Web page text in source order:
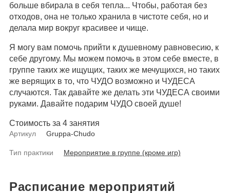
больше вбирала в себя тепла... Чтобы, работая без
отходов, она не только хранила в чистоте себя, но и
делала мир вокруг красивее и чище.
Я могу вам помочь прийти к душевному равновесию, к
себе другому. Мы можем помочь в этом себе вместе, в
группе таких же ищущих, таких же мечущихся, но таких
же верящих в то, что ЧУДО возможно и ЧУДЕСА
случаются. Так давайте же делать эти ЧУДЕСА своими
руками. Давайте подарим ЧУДО своей душе!
Стоимость за 4 занятия
Артикул Gruppa-Chudo
Тип практики Мероприятие в группе (кроме игр)
Расписание мероприятий